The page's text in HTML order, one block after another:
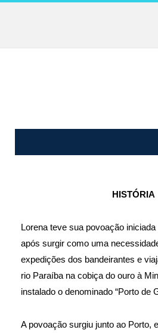
HISTÓRIA
Lorena teve sua povoação
após surgir como uma
expedições dos bandeirantes e
rio Paraíba na cobiça do ouro à
instalado o denominado “Porto de
A povoação surgiu junto ao Porto,